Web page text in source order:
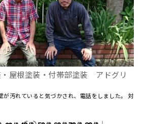
屋根塗装・付帯部塗装 アドグリ
が汚れていると気づかされ、電話をしました。 対